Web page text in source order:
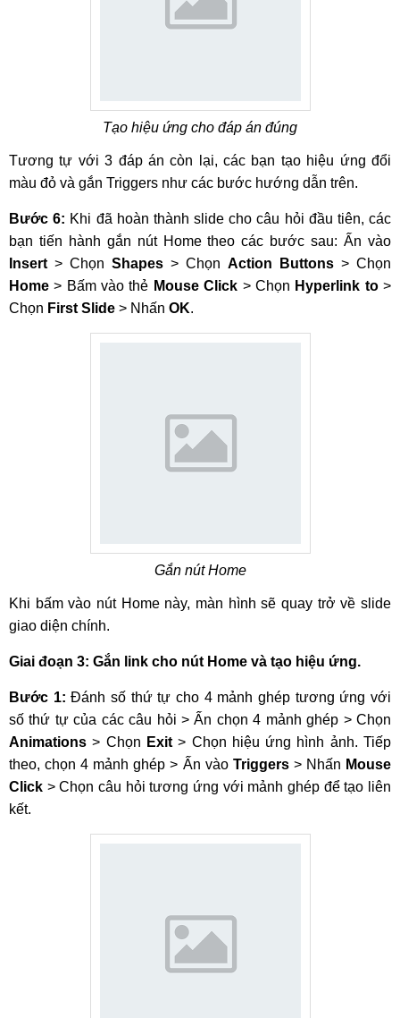
Tạo hiệu ứng cho đáp án đúng
Tương tự với 3 đáp án còn lại, các bạn tạo hiệu ứng đổi
màu đỏ và gắn Triggers như các bước hướng dẫn trên.
Bước 6: Khi đã hoàn thành slide cho câu hỏi đầu tiên, các
bạn tiến hành gắn nút Home theo các bước sau: Ấn vào
Insert > Chọn Shapes > Chọn Action Buttons > Chọn
Home > Bấm vào thẻ Mouse Click > Chọn Hyperlink to>
Chọn First Slide > Nhấn OK.
Gắn nút Home
Khi bấm vào nút Home này, màn hình sẽ quay trở về slide
giao diện chính.
Giai đoạn 3: Gắn link cho nút Home và tạo hiệu ứng.
Bước 1:Đánh số thứ tự cho 4 mảnh ghép tương ứng với
số thứ tự của các câu hỏi > Ấn chọn 4 mảnh ghép > Chọn
Animations > Chọn Exit> Chọn hiệu ứng hình ảnh. Tiếp
theo, chọn 4 mảnh ghép > Ấn vàoTriggers> Nhấn Mouse
Click > Chọn câu hỏi tương ứng với mảnh ghép để tạo liên
kết.